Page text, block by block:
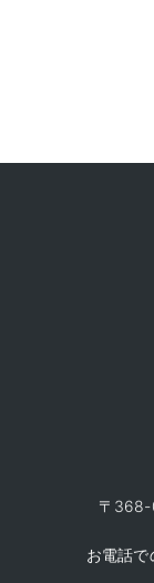
〒368-
お電話で